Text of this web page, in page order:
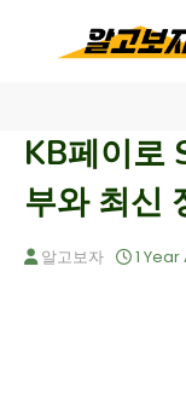
KB페이로
부와 최신
알고보자 1